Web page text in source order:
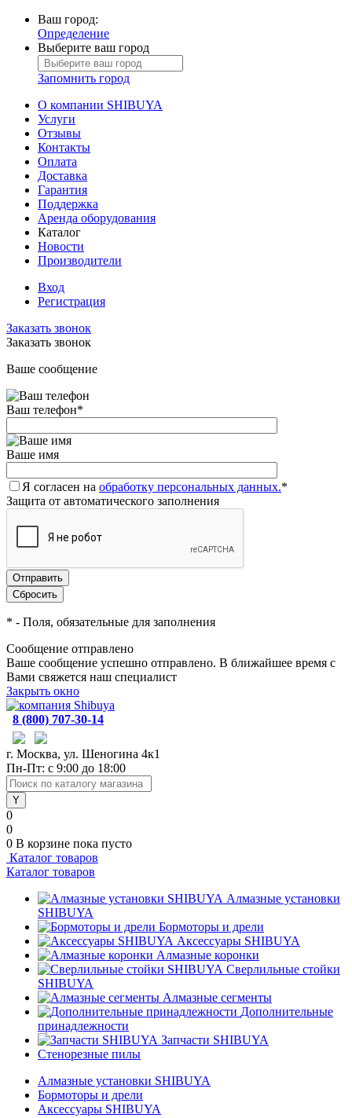
Ваш город:
Определение
Выберите ваш город
Запомнить город
О компании SHIBUYA
Услуги
Отзывы
Контакты
Оплата
Доставка
Гарантия
Поддержка
Аренда оборудования
Каталог
Новости
Производители
Вход
Регистрация
Заказать звонок
Заказать звонок
Ваше сообщение
Ваш телефон*
Ваше имя
Я согласен на обработку персональных данных.*
Защита от автоматического заполнения
* - Поля, обязательные для заполнения
Сообщение отправлено
Ваше сообщение успешно отправлено. В ближайшее время с
Вами свяжется наш специалист
Закрыть окно
8 (800) 707-30-14
г. Москва, ул. Шеногина 4к1
Пн-Пт: с 9:00 до 18:00
0
0
0 В корзине пока пусто
Каталог товаров
Каталог товаров
Алмазные установки
SHIBUYA
Бормоторы и дрели
Аксессуары SHIBUYA
Алмазные коронки
Сверлильные стойки
SHIBUYA
Алмазные сегменты
Дополнительные
принадлежности
Запчасти SHIBUYA
Стенорезные пилы
Алмазные установки SHIBUYA
Бормоторы и дрели
Аксессуары SHIBUYA